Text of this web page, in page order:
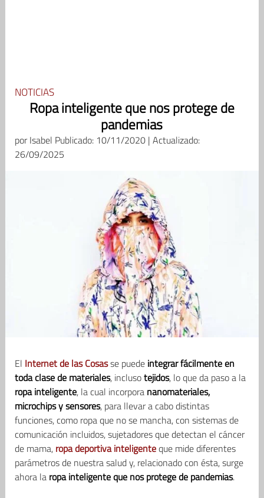
NOTICIAS
Ropa inteligente que nos protege de
pandemias
porIsabel Publicado: 10/11/2020 | Actualizado:
26/09/2025
El Internet de las Cosasse puede integrar fácilmente en
toda clase de materiales, inclusotejidos, lo que da paso a la
ropa inteligente, la cual incorpora nanomateriales,
microchips y sensores, para llevar a cabo distintas
funciones, como ropa que no se mancha, con sistemas de
comunicación incluidos, sujetadores que detectan el cáncer
de mama, ropa deportiva inteligenteque mide diferentes
parámetros de nuestra salud y, relacionado con ésta, surge
ahora la ropa inteligente que nos protege de pandemias.